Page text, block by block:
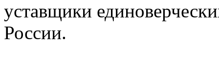
уставщики
России.